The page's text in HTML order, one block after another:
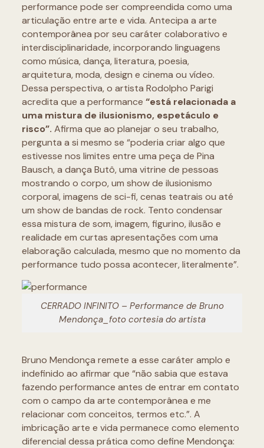
performance pode ser compreendida como uma
articulação entre arte e vida. Antecipa a arte
contemporânea por seu caráter colaborativo e
interdisciplinaridade, incorporando linguagens
como música, dança, literatura, poesia,
arquitetura, moda, design e cinema ou vídeo.
Dessa perspectiva, o artista Rodolpho Parigi
acredita que a performance “está relacionada a
uma mistura de ilusionismo, espetáculo e
risco”. Afirma que ao planejar o seu trabalho,
pergunta a si mesmo se “poderia criar algo que
estivesse nos limites entre uma peça de Pina
Bausch, a dança Butô, uma vitrine de pessoas
mostrando o corpo, um show de ilusionismo
corporal, imagens de sci-fi, cenas teatrais ou até
um show de bandas de rock. Tento condensar
essa mistura de som, imagem, figurino, ilusão e
realidade em curtas apresentações com uma
elaboração calculada, mesmo que no momento da
performance tudo possa acontecer, literalmente”.
CERRADO INFINITO – Performance de Bruno
Mendonça_foto cortesia do artista
Bruno Mendonça remete a esse caráter amplo e
indefinido ao afirmar que “não sabia que estava
fazendo performance antes de entrar em contato
com o campo da arte contemporânea e me
relacionar com conceitos, termos etc.”. A
imbricação arte e vida permanece como elemento
diferencial dessa prática como define Mendonça: